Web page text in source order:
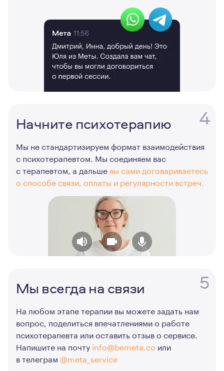
4
Начните психотерапию
Мы не стандартизируем формат взаимодействия
с психотерапевтом. Мы соединяем вас
с терапевтом, а дальше вы сами договариваетесь
о способе связи, оплаты и регулярности встреч.
5
Мы всегда на связи
На любом этапе терапии вы можете задать нам
вопрос, поделиться впечатлениями о работе
психотерапевта или оставить отзыв о сервисе.
Напишите на почту info@bemeta.co или
в телеграм @meta_service